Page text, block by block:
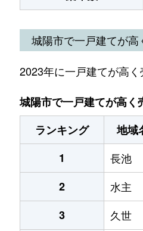
城陽市で一戸建てが高
2023年に一戸建てが高く
城陽市で一戸建てが高く
ランキング
地域
1
長池
2
水主
3
久世